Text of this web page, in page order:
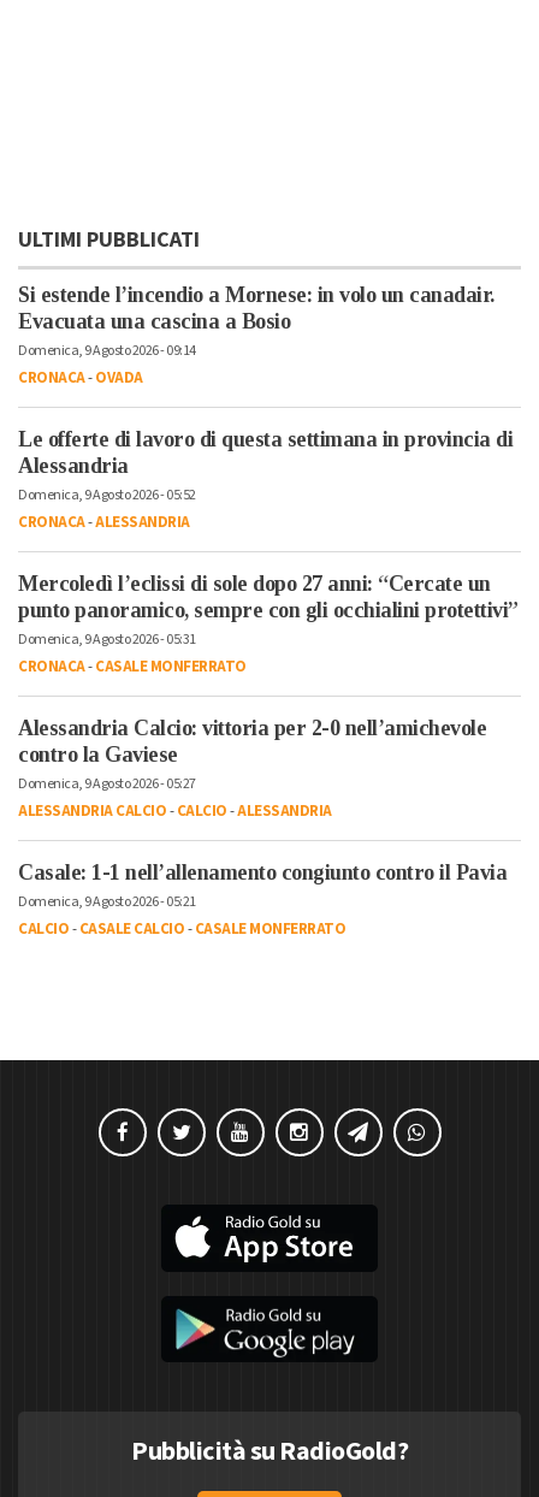
ULTIMI PUBBLICATI
Si estende l’incendio a Mornese: in volo un canadair.
Evacuata una cascina a Bosio
Domenica, 9 Agosto 2026 - 09:14
CRONACA-OVADA
Le offerte di lavoro di questa settimana in provincia di
Alessandria
Domenica, 9 Agosto 2026 - 05:52
CRONACA-ALESSANDRIA
Mercoledì l’eclissi di sole dopo 27 anni: “Cercate un
punto panoramico, sempre con gli occhialini protettivi”
Domenica, 9 Agosto 2026 - 05:31
CRONACA-CASALE MONFERRATO
Alessandria Calcio: vittoria per 2-0 nell’amichevole
contro la Gaviese
Domenica, 9 Agosto 2026 - 05:27
ALESSANDRIA CALCIO-CALCIO-ALESSANDRIA
Casale: 1-1 nell’allenamento congiunto contro il Pavia
Domenica, 9 Agosto 2026 - 05:21
CALCIO-CASALE CALCIO-CASALE MONFERRATO
Pubblicità su RadioGold?